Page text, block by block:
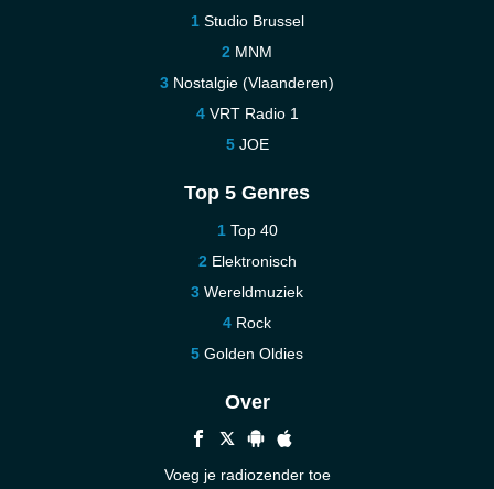
Studio Brussel
MNM
Nostalgie (Vlaanderen)
VRT Radio 1
JOE
Top 5 Genres
Top 40
Elektronisch
Wereldmuziek
Rock
Golden Oldies
Over
Voeg je radiozender toe